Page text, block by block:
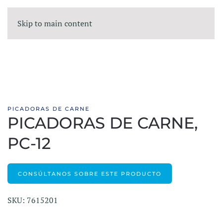
Skip to main content
PICADORAS DE CARNE
PICADORAS DE CARNE,
PC-12
CONSÚLTANOS SOBRE ESTE PRODUCTO
SKU: 7615201